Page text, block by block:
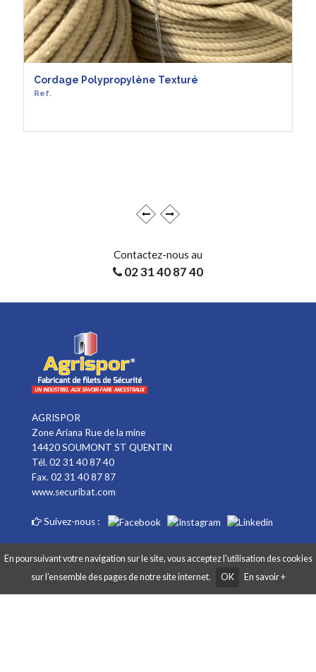
Cordage Polypropylène Texturé
Ref.
Contactez-nous au
02 31 40 87 40
AGRISPOR
Zone Ariana Rue de la mine
14420 SOUMONT ST QUENTIN
Tél. 02 31 40 87 40
Fax. 02 31 40 87 87
www.securibat.com
Suivez-nous :
Copyright AGRISPOR 2018 © - Tous droits réservés - Site réalisé par Graphibox
En poursuivant votre navigation sur le site, vous acceptez l'utilisation des cookies
sur l’ensemble des pages de notre site internet.
OK En savoir +